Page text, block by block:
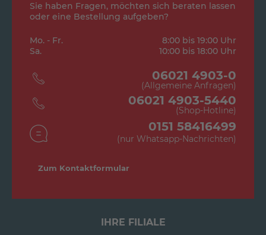
Sie haben Fragen, möchten sich beraten lassen
oder eine Bestellung aufgeben?
Mo. - Fr.
8:00 bis 19:00 Uhr
Sa.
10:00 bis 18:00 Uhr
06021 4903-0
(Allgemeine Anfragen)
06021 4903-5440
(Shop-Hotline)
0151 58416499
(nur Whatsapp-Nachrichten)
Zum Kontaktformular
IHRE FILIALE